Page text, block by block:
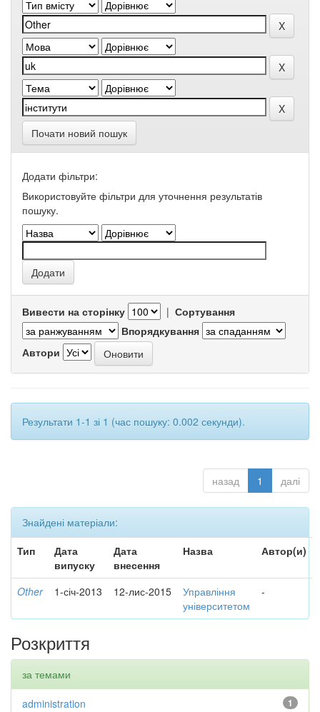
Почати новий пошук
Додати фільтри:
Використовуйте фільтри для уточнення результатів
пошуку.
Вивести на сторінку | Сортування
Впорядкування
Автори
Результати 1-1 зі 1 (час пошуку: 0.002 секунди).
назад 1 далі
Знайдені матеріали:
Тип
Дата
випуску
Дата
внесення
Назва Автор(и)
Other 1-січ-2013 12-лис-2015
Управління
університетом
-
Розкриття
за темами
1
administration